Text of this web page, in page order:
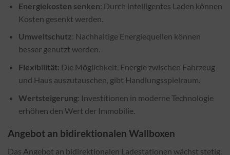
Energiekosten senken: Durch intelligentes Laden können
Kosten gesenkt werden.
Umweltschutz: Nachhaltige Energiequellen können
besser genutzt werden.
Flexibilität: Die Möglichkeit, Energie zwischen Fahrzeug
und Haus auszutauschen, gibt Handlungsspielraum.
Wertsteigerung: Investitionen in moderne Technologie
erhöhen den Wert der Immobilie.
Angebot an bidirektionalen Wallboxen
Das Angebot an bidirektionalen Ladestationen wächst stetig.